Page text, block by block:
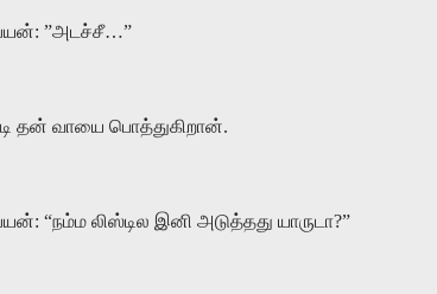
”அடச்சீ…”
தன் வாயை பொத்துகிறான்.
“நம்ம லிஸ்டில இனி அடுத்தது யாருடா?”